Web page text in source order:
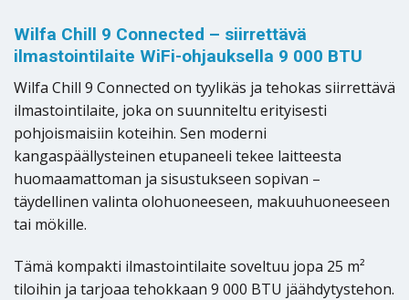
Wilfa Chill 9 Connected – siirrettävä
ilmastointilaite WiFi-ohjauksella 9 000 BTU
Wilfa Chill 9 Connected on tyylikäs ja tehokas siirrettävä
ilmastointilaite, joka on suunniteltu erityisesti
pohjoismaisiin koteihin. Sen moderni
kangaspäällysteinen etupaneeli tekee laitteesta
huomaamattoman ja sisustukseen sopivan –
täydellinen valinta olohuoneeseen, makuuhuoneeseen
tai mökille.
Tämä kompakti ilmastointilaite soveltuu jopa 25 m²
tiloihin ja tarjoaa tehokkaan 9 000 BTU jäähdytystehon.